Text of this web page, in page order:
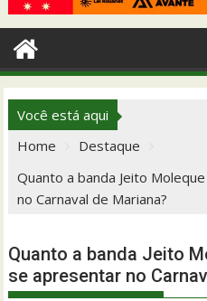
Você está aqui
Home
Destaque
Quanto a banda Jeito
no Carnaval de Mariana?
Quanto a banda Jeito
se apresentar no